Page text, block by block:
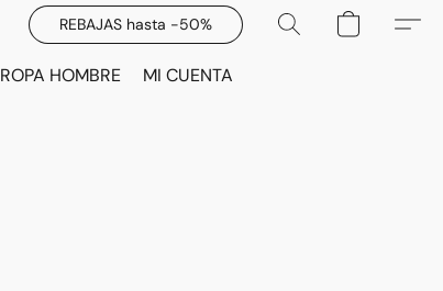
REBAJAS hasta -50%
ROPA HOMBRE MI CUENTA